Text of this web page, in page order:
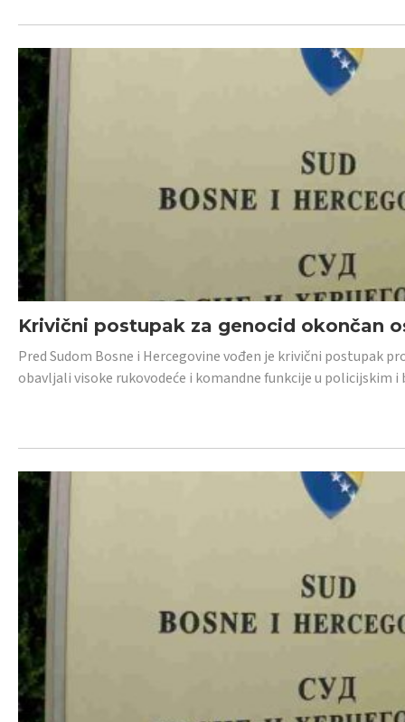
Krivični postupak za genocid okončan
Pred Sudom Bosne i Hercegovine vođen je krivični postupak
obavljali visoke rukovodeće i komandne funkcije u policijskim